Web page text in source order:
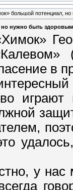
большой потенциал,
но нужно быть
в
у нас